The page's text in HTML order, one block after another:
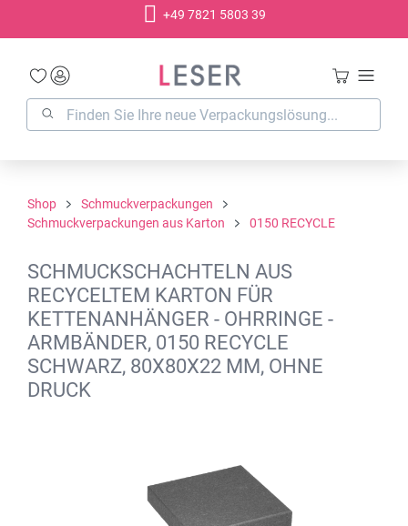
+49 7821 5803 39
Shop
Schmuckverpackungen
Schmuckverpackungen aus Karton
0150 RECYCLE
SCHMUCKSCHACHTELN AUS
RECYCELTEM KARTON FÜR
KETTENANHÄNGER - OHRRINGE -
ARMBÄNDER, 0150 RECYCLE
SCHWARZ, 80X80X22 MM, OHNE
DRUCK